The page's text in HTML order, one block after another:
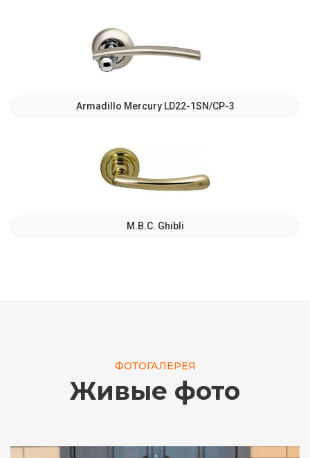
Armadillo Mercury LD22-1SN/CP-3
M.B.C. Ghibli
ФОТОГАЛЕРЕЯ
Живые фото